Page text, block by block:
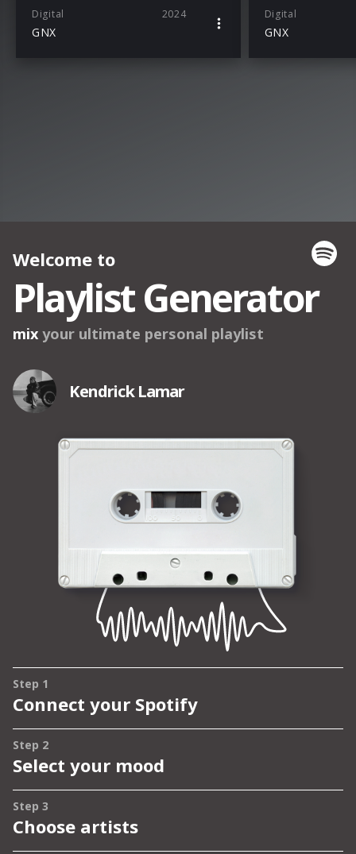
Digital 2024
GNX
Digital
GNX